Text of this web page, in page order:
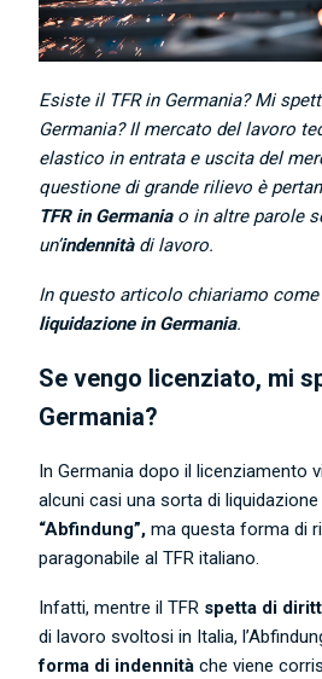
Esiste il TFR in Germania? Mi
Germania? Il mercato del lavoro
elastico in entrata e uscita del
questione di grande rilievo è
TFR in Germaniao in altre parole
un’indennitàdi lavoro.
In questo articolo chiariamo
liquidazione in Germania.
Se vengo licenziato, mi
Germania?
In Germania dopo il licenziamento
alcuni casi una sorta di
“Abfindung”, ma questa forma di
paragonabile al TFR italiano.
Infatti, mentre il TFR spetta di
di lavoro svoltosi in Italia,
forma di indennità che viene